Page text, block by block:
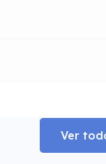
Ver